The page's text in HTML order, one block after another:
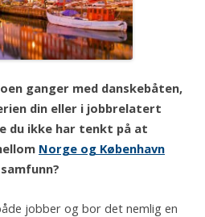
ganger med danskebåten,
din eller i jobbrelatert
du ikke har tenkt på at
Norge og København
jobber og bor det nemlig en